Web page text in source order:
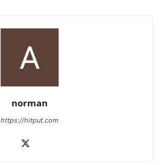
norman
https://hitput.com